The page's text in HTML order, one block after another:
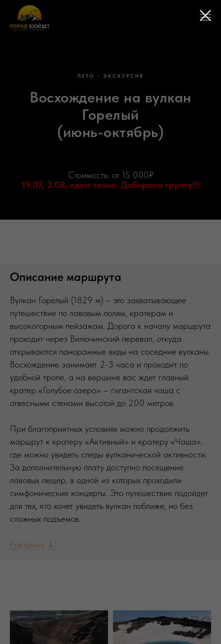
ЛЕТО - ЭКСКУРСИЯ
Восхождение на вулкан
Горелый
(июнь-октябрь)
Стоимость: от 15 000₽
19.07, 3.08, едем точно. Добираем группу!!!
Описание маршрута
Вулкан Горелый (1829 м) – это захватывающее
путешествие по лавовым полям, кратерам и
высокогорным пейзажам. Дорога к началу маршрута
проходит через Вилючинский перевал, откуда
открываются панорамные виды на соседние вулканы.
Восхождение занимает 2-3 часа и проходит по
удобной тропе, а на вершине вас ждет главный
кратер «Голубое озеро» – гигантская чаша с
отвесными стенами высотой до 200 метров.
При благоприятных условиях можно продолжить
маршрут к кратеру «Активный» и кратеру «Чаша»,
где можно увидеть следы вулканической активности.
За дополнительную плату доступно посещение
лавовых пещер, в одной из которых проходили
симфонические концерты. Это путешествие подойдет
для тех, кто хочет увидеть вулкан поближе, но без
сложных подъемов.
Раскрыть ⇣